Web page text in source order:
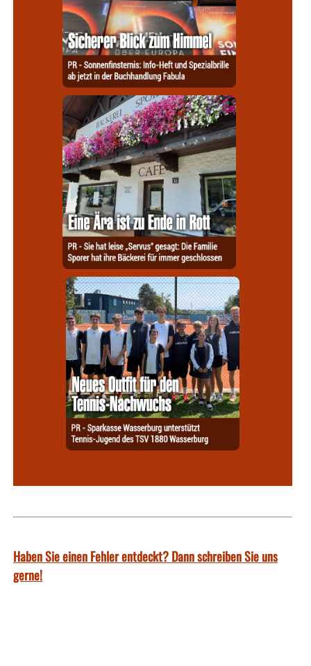
Haben Sie einen Fehler entdeckt? Dann schreiben Sie uns
gerne!